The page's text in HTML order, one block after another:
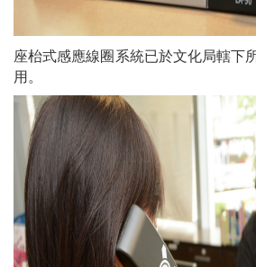
座枱式感應線圈系統已於文化局轄下
用。